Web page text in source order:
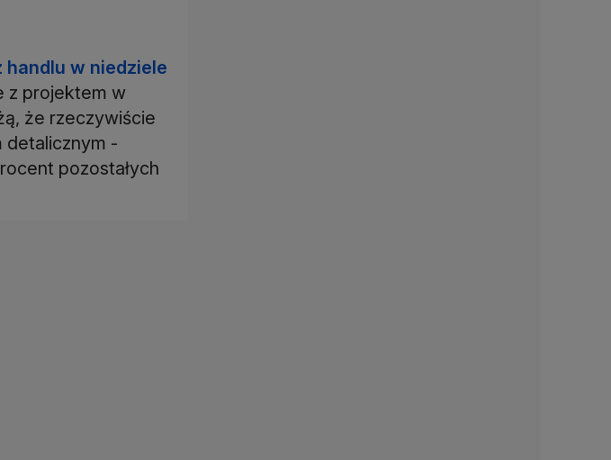
handlu w niedziele
z projektem w
że rzeczywiście
detalicznym -
pozostałych